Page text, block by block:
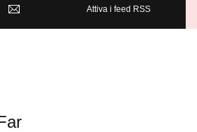
Attiva i feed RSS